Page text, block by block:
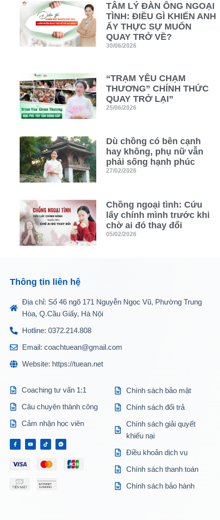
TÂM LÝ ĐÀN ÔNG NGOẠI
TÌNH: ĐIỀU GÌ KHIẾN ANH
ẤY THỰC SỰ MUỐN
QUAY TRỞ VỀ?
30/06/2026
“TRẠM YÊU CHẠM
THƯƠNG” CHÍNH THỨC
QUAY TRỞ LẠI”
25/06/2026
Dù chồng có bên cạnh
hay không, phụ nữ vẫn
phải sống hạnh phúc
27/02/2026
Chồng ngoại tình: Cứu
lấy chính mình trước khi
chờ ai đó thay đổi
05/02/2026
Thông tin liên hệ
Địa chỉ: Số 46 ngõ 171 Nguyễn Ngọc Vũ, Phường Trung
Hòa, Q.Cầu Giấy, Hà Nội
Hotline: 0372.214.808
Email: coachtuean@gmail.com
Website: https://tuean.net
Coaching tư vấn 1:1
Câu chuyện thành công
Cảm nhận học viên
INTERNET
BANKING
Chính sách bảo mật
Chính sách đổi trả
Chính sách giải quyết
khiếu nại
Điều khoản dịch vụ
Chính sách thanh toán
Chính sách bảo hành